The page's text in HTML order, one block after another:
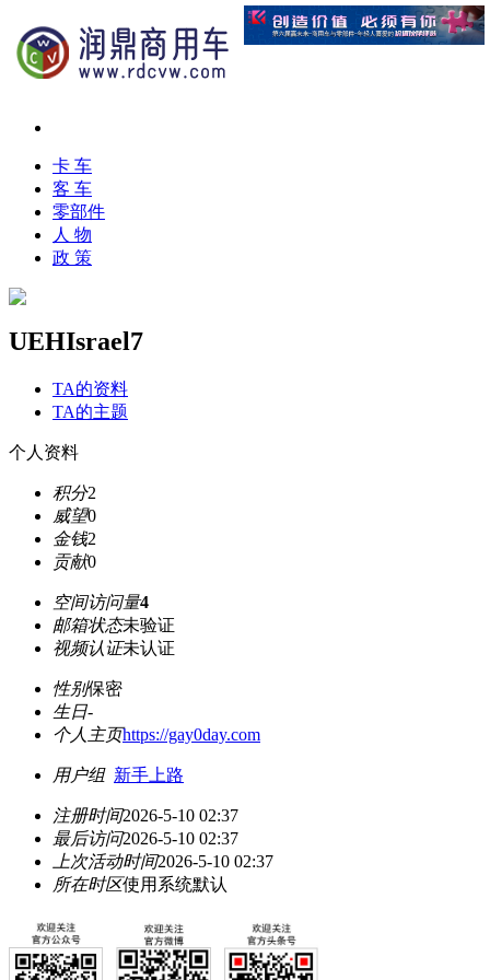
卡 车
客 车
零部件
人 物
政 策
UEHIsrael7
TA的资料
TA的主题
个人资料
积分2
威望0
金钱2
贡献0
空间访问量4
邮箱状态未验证
视频认证未认证
性别保密
生日-
个人主页https://gay0day.com
用户组 新手上路
注册时间2026-5-10 02:37
最后访问2026-5-10 02:37
上次活动时间2026-5-10 02:37
所在时区使用系统默认